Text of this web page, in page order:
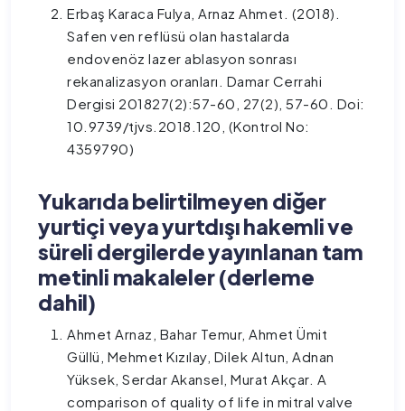
Erbaş Karaca Fulya, Arnaz Ahmet. (2018).
Safen ven reflüsü olan hastalarda
endovenöz lazer ablasyon sonrası
rekanalizasyon oranları. Damar Cerrahi
Dergisi 201827(2):57-60, 27(2), 57-60. Doi:
10.9739/tjvs.2018.120, (Kontrol No:
4359790)
Yukarıda belirtilmeyen diğer
yurtiçi veya yurtdışı hakemli ve
süreli dergilerde yayınlanan tam
metinli makaleler (derleme
dahil)
Ahmet Arnaz, Bahar Temur, Ahmet Ümit
Güllü, Mehmet Kızılay, Dilek Altun, Adnan
Yüksek, Serdar Akansel, Murat Akçar. A
comparison of quality of life in mitral valve